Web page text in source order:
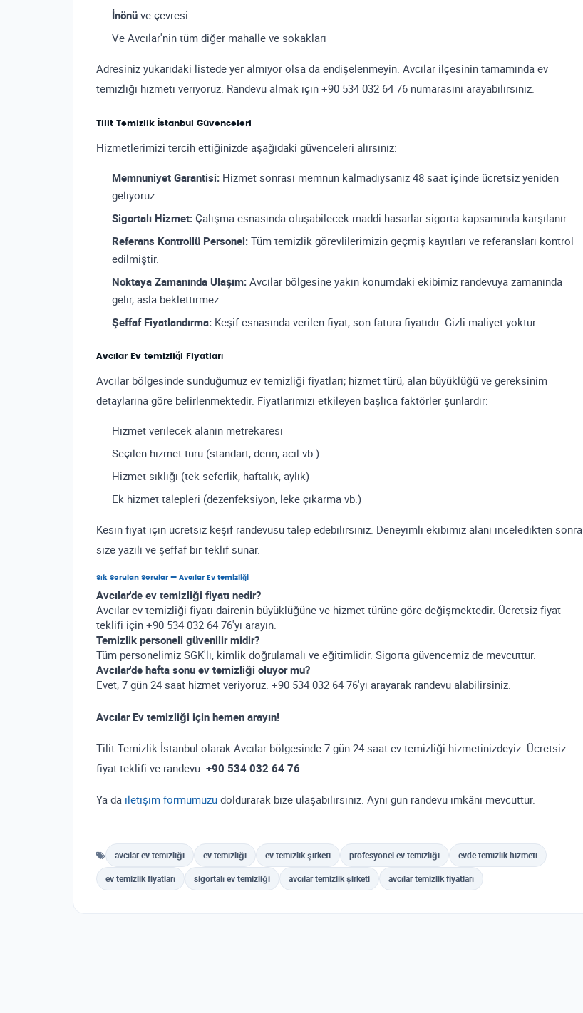
İnönü ve çevresi
Ve Avcılar'nin tüm diğer mahalle ve sokakları
Adresiniz yukarıdaki listede yer almıyor olsa da endişelenmeyin. Avcılar ilçesinin tamamında ev
temizliği hizmeti veriyoruz. Randevu almak için +90 534 032 64 76 numarasını arayabilirsiniz.
Tilit Temizlik İstanbul Güvenceleri
Hizmetlerimizi tercih ettiğinizde aşağıdaki güvenceleri alırsınız:
Memnuniyet Garantisi: Hizmet sonrası memnun kalmadıysanız 48 saat içinde ücretsiz yeniden
geliyoruz.
Sigortalı Hizmet: Çalışma esnasında oluşabilecek maddi hasarlar sigorta kapsamında karşılanır.
Referans Kontrollü Personel: Tüm temizlik görevlilerimizin geçmiş kayıtları ve referansları kontrol
edilmiştir.
Noktaya Zamanında Ulaşım: Avcılar bölgesine yakın konumdaki ekibimiz randevuya zamanında
gelir, asla beklettirmez.
Şeffaf Fiyatlandırma: Keşif esnasında verilen fiyat, son fatura fiyatıdır. Gizli maliyet yoktur.
Avcılar Ev temizliği Fiyatları
Avcılar bölgesinde sunduğumuz ev temizliği fiyatları; hizmet türü, alan büyüklüğü ve gereksinim
detaylarına göre belirlenmektedir. Fiyatlarımızı etkileyen başlıca faktörler şunlardır:
Hizmet verilecek alanın metrekaresi
Seçilen hizmet türü (standart, derin, acil vb.)
Hizmet sıklığı (tek seferlik, haftalık, aylık)
Ek hizmet talepleri (dezenfeksiyon, leke çıkarma vb.)
Kesin fiyat için ücretsiz keşif randevusu talep edebilirsiniz. Deneyimli ekibimiz alanı inceledikten sonra
size yazılı ve şeffaf bir teklif sunar.
Sık Sorulan Sorular — Avcılar Ev temizliği
Avcılar'de ev temizliği fiyatı nedir?
Avcılar ev temizliği fiyatı dairenin büyüklüğüne ve hizmet türüne göre değişmektedir. Ücretsiz fiyat
teklifi için +90 534 032 64 76'yı arayın.
Temizlik personeli güvenilir midir?
Tüm personelimiz SGK'lı, kimlik doğrulamalı ve eğitimlidir. Sigorta güvencemiz de mevcuttur.
Avcılar'de hafta sonu ev temizliği oluyor mu?
Evet, 7 gün 24 saat hizmet veriyoruz. +90 534 032 64 76'yı arayarak randevu alabilirsiniz.
Avcılar Ev temizliği için hemen arayın!
Tilit Temizlik İstanbul olarak Avcılar bölgesinde 7 gün 24 saat ev temizliği hizmetinizdeyiz. Ücretsiz
fiyat teklifi ve randevu: +90 534 032 64 76
Ya da iletişim formumuzu doldurarak bize ulaşabilirsiniz. Aynı gün randevu imkânı mevcuttur.
avcılar ev temizliği ev temizliği ev temizlik şirketi profesyonel ev temizliği evde temizlik hizmeti
ev temizlik fiyatları sigortalı ev temizliği avcılar temizlik şirketi avcılar temizlik fiyatları